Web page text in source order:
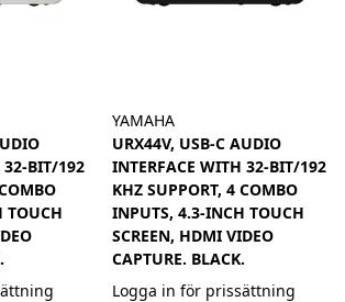
32-BIT/192
TOUCH
YAMAHA
URX44V, USB-C AUDIO
INTERFACE WITH 32-BIT/192
KHZ SUPPORT, 4 COMBO
INPUTS, 4.3-INCH TOUCH
SCREEN, HDMI VIDEO
CAPTURE. BLACK.
Logga in för prissättning